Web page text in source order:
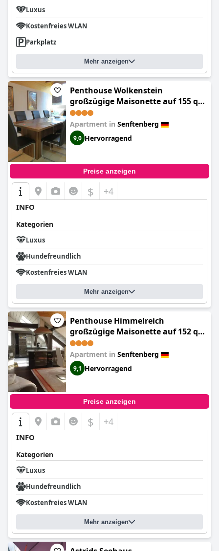
Luxus
Kostenfreies WLAN
Parkplatz
Mehr anzeigen
Penthouse Wolkenstein
großzügige Maisonette auf 155 qm
mit Whirlpool, Klima & Kamin
Apartment in Senftenberg
9,0 Hervorragend
Preise anzeigen
$ +4
INFO
Kategorien
Luxus
Hundefreundlich
Kostenfreies WLAN
Mehr anzeigen
Penthouse Himmelreich
großzügige Maisonette auf 152 qm
mit Klima & Kamin
Apartment in Senftenberg
9,1 Hervorragend
Preise anzeigen
$ +4
INFO
Kategorien
Luxus
Hundefreundlich
Kostenfreies WLAN
Mehr anzeigen